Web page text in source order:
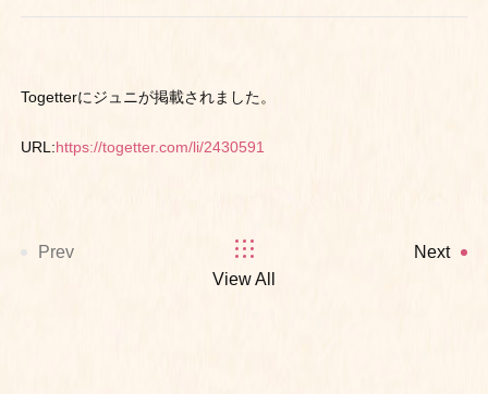
Togetterにジュニが掲載されました。
URL:https://togetter.com/li/2430591
Prev
View All
Next